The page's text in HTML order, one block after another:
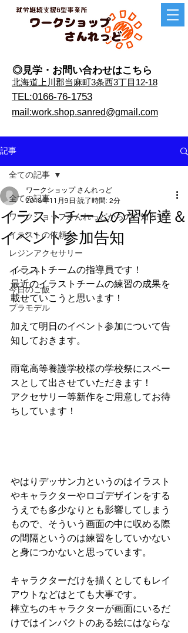
◎見学・​お問い合わせはこちら
​北海道上川郡当麻町3条西3丁目12-18
TEL:0166-76-1753
mail:work.shop.sanred@gmail.com
記事
全ての記事
ワークショップさんれっどからのお知らせ
イラストの依頼
レジンアクセサリー
イベント
今日のご飯
プラモデル
全ての記事
イラストチームの習作達＆
イベント参加告知
ワークショップ さんれっど
2018年11月9日 読了時間: 2分
イラストチームの指導員です！
最近のイラストチームの練習の成果を
載せていこうと思います！
加えて明日のイベント参加について告
知しておきます。
雨竜高等養護学校様の学校祭にスペー
スとして出させていただきます！
アクセサリー等新作をご用意してお待
ちしています！
やはりデッサン力というのはイラスト
やキャラクターやロゴデザインをする
うえでも多少なりとも影響してしまう
もので、そういう画面の中に収める際
の間隔というのは練習をしていかない
と身につかないと思っています。
キャラクターだけを描くとしてもレイ
アウトなどはとても大事です。
棒立ちのキャラクターが画面にいるだ
けではインパクトのある絵にはならな